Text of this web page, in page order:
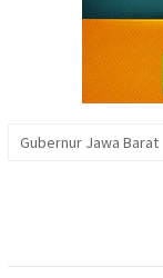
Gubernur Jawa Barat